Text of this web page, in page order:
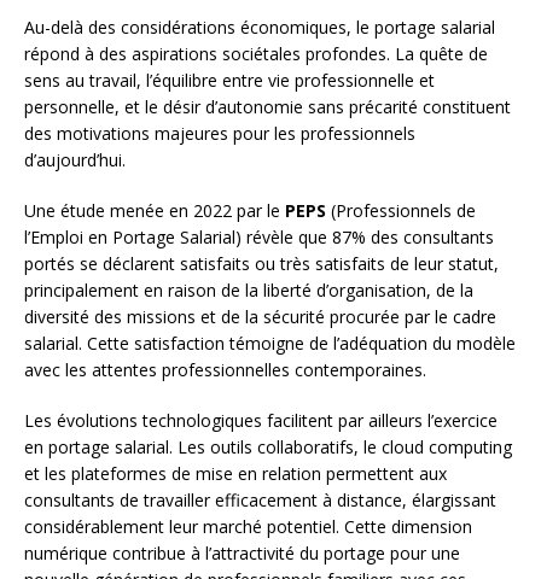
Au-delà des considérations économiques, le portage salarial
répond à des aspirations sociétales profondes. La quête de
sens au travail, l’équilibre entre vie professionnelle et
personnelle, et le désir d’autonomie sans précarité constituent
des motivations majeures pour les professionnels
d’aujourd’hui.
Une étude menée en 2022 par le PEPS (Professionnels de
l’Emploi en Portage Salarial) révèle que 87% des consultants
portés se déclarent satisfaits ou très satisfaits de leur statut,
principalement en raison de la liberté d’organisation, de la
diversité des missions et de la sécurité procurée par le cadre
salarial. Cette satisfaction témoigne de l’adéquation du modèle
avec les attentes professionnelles contemporaines.
Les évolutions technologiques facilitent par ailleurs l’exercice
en portage salarial. Les outils collaboratifs, le cloud computing
et les plateformes de mise en relation permettent aux
consultants de travailler efficacement à distance, élargissant
considérablement leur marché potentiel. Cette dimension
numérique contribue à l’attractivité du portage pour une